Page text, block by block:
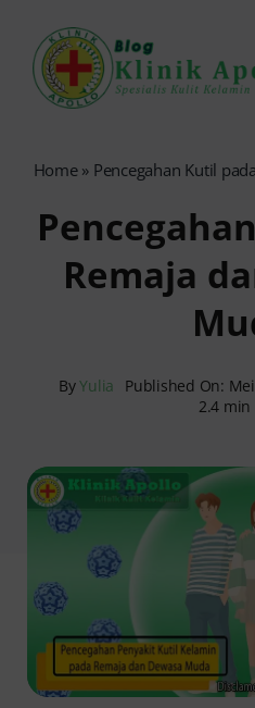
content
0821-1099-9870
Home» Pencegahan Kutil
Remaja
ByYulia Published On:
2.4 min